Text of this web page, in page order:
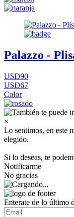
Palazzo -
USD90
USD67
Color
×
Lo sentimos, en este
elegido.
Si lo deseas, te
Notificarme
No gracias
Enterate de lo